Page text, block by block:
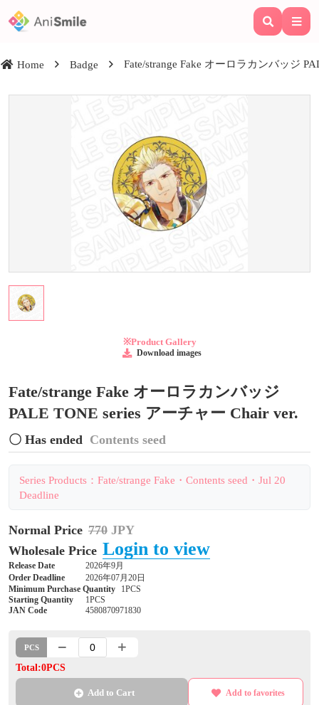
Home Badge Fate/strange Fake オーロラカンバッジ
※Product Gallery
Download images
Fate/strange Fake オーロラカンバッジ
PALE TONE series アーチャー Chair ver.
〇 Has ended Contents seed
Series Products：Fate/strange Fake・Contents seed・Jul 20
Deadline
Normal Price 770 JPY
Wholesale Price Login to view
Release Date
2026年9月
Order Deadline
2026年07月20日
Minimum Purchase Quantity
1PCS
Starting Quantity
1PCS
JAN Code
4580870971830
PCS
Total:0PCS
Add to Cart Add to favorites